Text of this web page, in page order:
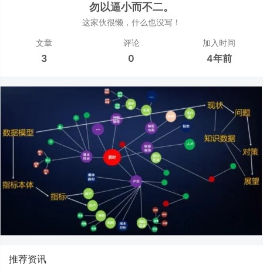
勿以逼小而不二。
这家伙很懒，什么也没写！
文章
3
评论
0
加入时间
4年前
推荐资讯